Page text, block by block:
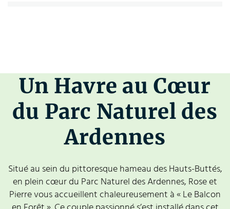
Un Havre au Cœur
du Parc Naturel des
Ardennes
Situé au sein du pittoresque hameau des Hauts-Buttés,
en plein cœur du Parc Naturel des Ardennes, Rose et
Pierre vous accueillent chaleureusement à « Le Balcon